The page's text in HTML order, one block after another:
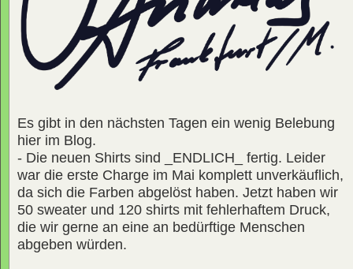
Es gibt in den nächsten Tagen ein wenig Belebung
hier im Blog.
- Die neuen Shirts sind _ENDLICH_ fertig. Leider
war die erste Charge im Mai komplett unverkäuflich,
da sich die Farben abgelöst haben. Jetzt haben wir
50 sweater und 120 shirts mit fehlerhaftem Druck,
die wir gerne an eine an bedürftige Menschen
abgeben würden.